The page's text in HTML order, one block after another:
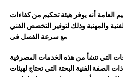
العامةأنهيوفر هيئةتحكيم منكفاءات
فنيةوالمهنيةوذلكلتوفير التخصصالفني
معسرعةالفصلفي
التيتنشأمنهذهالخدماتالمصرفية
ذات الصفةالفنيةالبحتةالتيتحتاجلهيئات